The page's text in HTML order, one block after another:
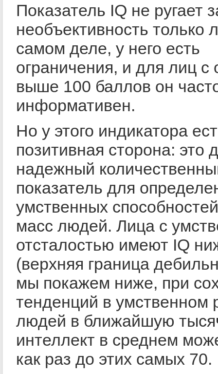
Показатель IQ не ругает
необъективность только
самом деле, у него есть
ограничения, и для лиц с
выше 100 баллов он
информативен.
Но у этого индикатора
позитивная сторона: это
надежный
показатель для
умственных
масс людей. Лица с
отсталостью имеют IQ
(верхняя граница
мы покажем ниже, при
тенденций в умственном
людей в ближайшую
интеллект в среднем
как раз до этих самых 70.